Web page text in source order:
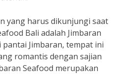
yang harus dikunjungi saat
Bali adalah Jimbaran
Jimbaran, tempat ini
romantis dengan sajian
Seafood merupakan